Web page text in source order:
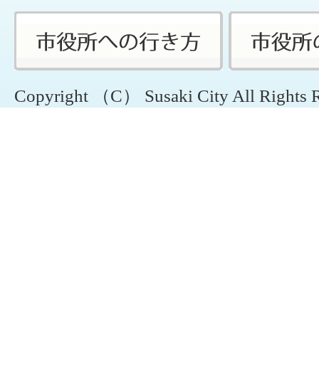
Copyright （C） Susaki City All Rights